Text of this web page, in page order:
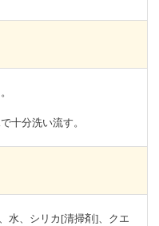
十分洗い流す。
水、シリカ[清掃剤]、クエ